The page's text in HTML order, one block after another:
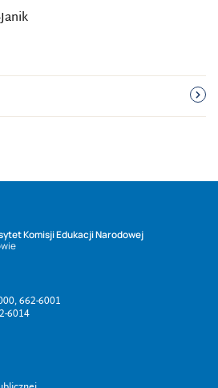
Komisji Edukacji Narodowej
662-6001
6014